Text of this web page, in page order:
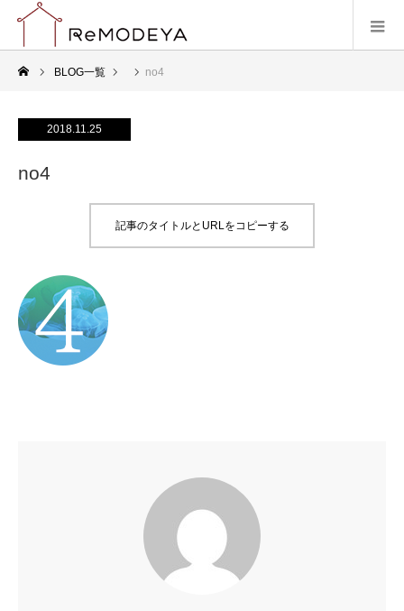
BLOG一覧 no4
2018.11.25
no4
記事のタイトルとURLをコピーする